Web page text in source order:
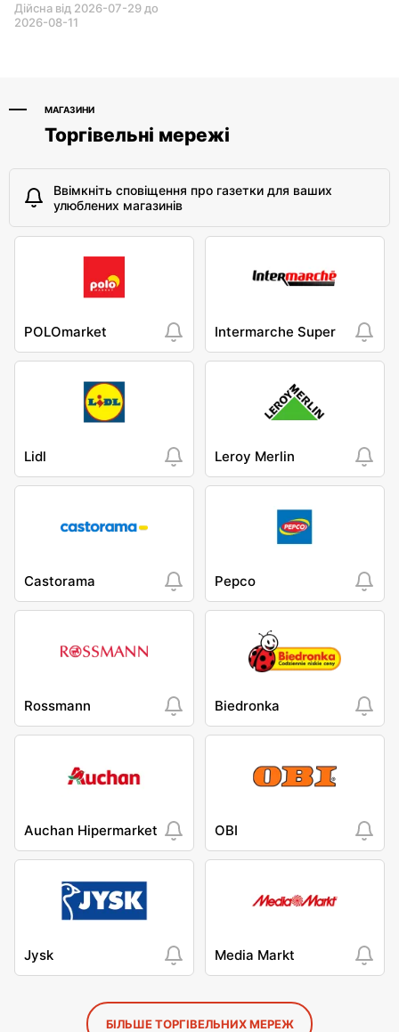
Дійсна від 2026-07-29 до
2026-08-11
МАГАЗИНИ
Торгівельні мережі
Ввімкніть сповіщення про газетки для ваших
улюблених магазинів
POLOmarket Intermarche Super
Lidl Leroy Merlin
Castorama Pepco
Rossmann Biedronka
Auchan Hipermarket OBI
Jysk Media Markt
БІЛЬШЕ ТОРГІВЕЛЬНИХ МЕРЕЖ